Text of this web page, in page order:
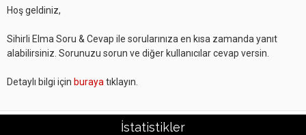
Hoş geldiniz,
Sihirli Elma Soru & Cevap ile sorularınıza en kısa zamanda yanıt
alabilirsiniz. Sorunuzu sorun ve diğer kullanıcılar cevap versin.
Detaylı bilgi için buraya tıklayın.
İstatistikler